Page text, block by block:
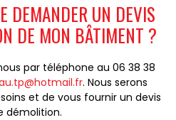
DEMANDER UN DEVIS
DE MON BÂTIMENT ?
par téléphone au 06 38 38
. Nous serons
et de vous fournir un devis
démolition.